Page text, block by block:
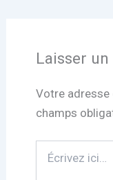
Laisser
Votre adresse
champs
ici…